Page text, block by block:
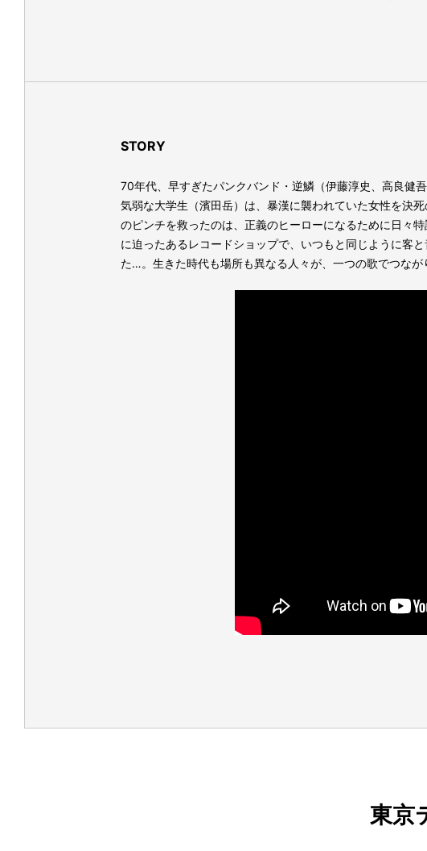
STORY
70年代、早すぎたパンクバンド・逆鱗（伊藤淳史、高良健
気弱な大学生（濱田岳）は、暴漢に襲われていた女性を決
のピンチを救ったのは、正義のヒーローになるために日々
に迫ったあるレコードショップで、いつもと同じように客
た…。生きた時代も場所も異なる人々が、一つの歌でつな
東京